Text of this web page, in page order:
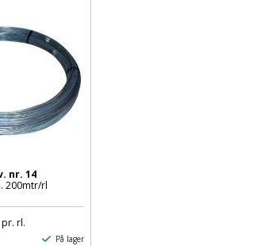
nr. 14
200mtr/rl
pr. rl.
På lager